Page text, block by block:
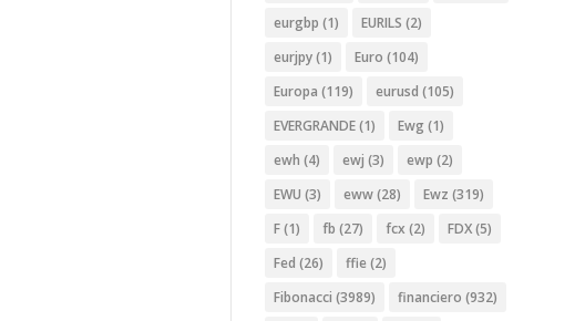
eurgbp (1) EURILS (2)
eurjpy(1) Euro (104)
Europa (119) eurusd (105)
EVERGRANDE(1) Ewg (1)
ewh (4) ewj (3) ewp (2)
EWU (3) eww(28) Ewz (319)
F(1) fb (27) fcx (2) FDX(5)
Fed (26) ffie (2)
Fibonacci (3989) financiero (932)